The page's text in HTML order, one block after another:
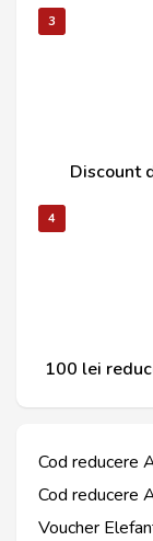
3
Discount
4
100 lei
Cod reducere
Cod reducere
Voucher